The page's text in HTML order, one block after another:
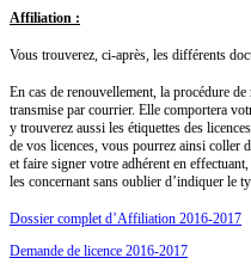
Affiliation :
Vous trouverez, ci-après, les différents
En cas de renouvellement, la procédure
transmise par courrier. Elle comportera
y trouverez aussi les étiquettes des
de vos licences, vous pourrez ainsi coller
et faire signer votre adhérent en
les concernant sans oublier d’indiquer le
Dossier complet d’Affiliation 2016-2017
Demande de licence 2016-2017